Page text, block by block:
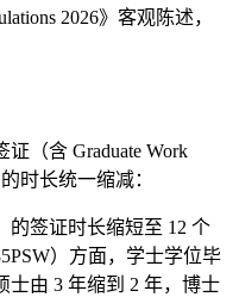
2026》客观陈述，
证（含 Graduate Work
时长统一缩减：
的签证时长缩短至 12 个
）方面，学士学位毕
士由 3 年缩到 2 年，博士